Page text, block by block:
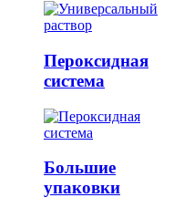
Пероксидная
система
Большие
упаковки